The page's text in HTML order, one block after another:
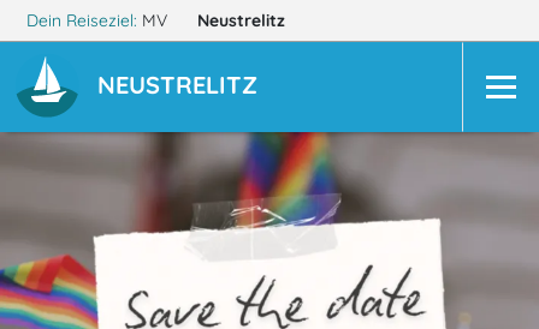
Dein Reiseziel: MV Neustrelitz
NEUSTRELITZ